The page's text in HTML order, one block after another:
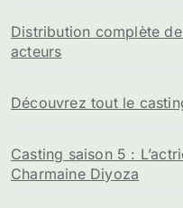
regarder la série The
HBO
Distribution complète de
acteurs